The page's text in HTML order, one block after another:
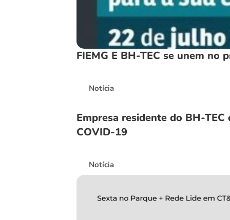
FIEMG E BH-TEC se unem no
Notícia
Empresa residente do BH-
COVID-19
Notícia